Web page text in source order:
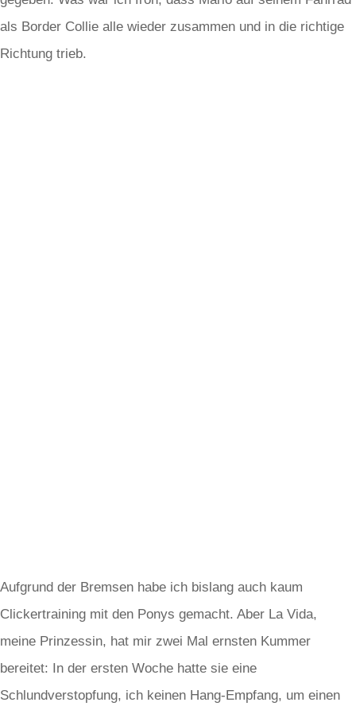
als Border Collie alle wieder zusammen und in die richtige
Richtung trieb.
Aufgrund der Bremsen habe ich bislang auch kaum
Clickertraining mit den Ponys gemacht. Aber La Vida,
meine Prinzessin, hat mir zwei Mal ernsten Kummer
bereitet: In der ersten Woche hatte sie eine
Schlundverstopfung, ich keinen Hang-Empfang, um einen